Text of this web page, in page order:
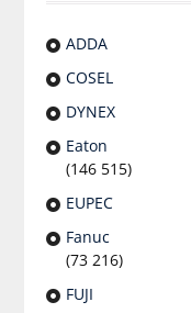
ADDA
COSEL
DYNEX
Eaton
(146 515)
EUPEC
Fanuc
(73 216)
FUJI